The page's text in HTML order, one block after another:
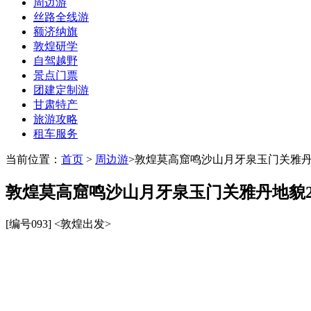
丝路全线游
额济纳旗
敦煌研学
自驾越野
景点门票
团建定制游
甘肃特产
旅游攻略
租车服务
当前位置： 首页 > 周边游>敦煌莫高窟鸣沙山月牙泉玉门关雅
敦煌莫高窟鸣沙山月牙泉玉门关雅丹地貌
[编号093] <敦煌出发>